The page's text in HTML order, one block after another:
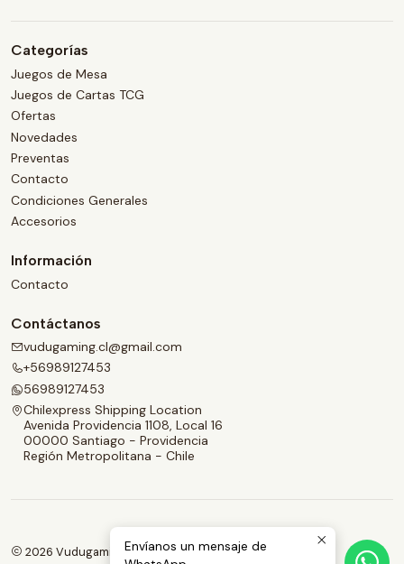
Categorías
Juegos de Mesa
Juegos de Cartas TCG
Ofertas
Novedades
Preventas
Contacto
Condiciones Generales
Accesorios
Información
Contacto
Contáctanos
vudugaming.cl@gmail.com
+56989127453
56989127453
Chilexpress Shipping Location
Avenida Providencia 1108, Local 16
00000 Santiago - Providencia
Región Metropolitana - Chile
2026 Vudugaming.Envíanos un mensaje de